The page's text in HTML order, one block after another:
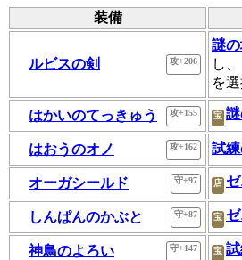
装備
ルビスの剣 攻+206
謎
し
を
はかいのてっきゅう 攻+155 宝
はおうのオノ 攻+162 試
オーガシールド 守+97 店
しんぱんのかぶと 守+87 宝
神鳥のよろい 守+147 宝